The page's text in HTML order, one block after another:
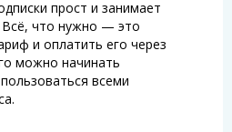
прост и занимает
Всё, что нужно — это
и оплатить его через
можно начинать
всеми